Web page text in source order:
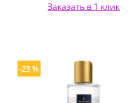
Заказать в 1 клик
-23 %